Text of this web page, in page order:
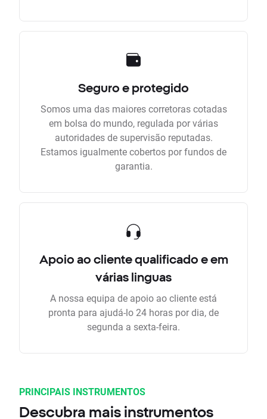
Seguro e protegido
Somos uma das maiores corretoras cotadas
em bolsa do mundo, regulada por várias
autoridades de supervisão reputadas.
Estamos igualmente cobertos por fundos de
garantia.
Apoio ao cliente qualificado e em
várias linguas
A nossa equipa de apoio ao cliente está
pronta para ajudá-lo 24 horas por dia, de
segunda a sexta-feira.
PRINCIPAIS INSTRUMENTOS
Descubra mais instrumentos